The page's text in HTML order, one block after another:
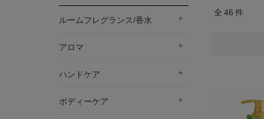
ルームフレグランス/香水
アロマ
ハンドケア
ボディーケア
全 46 件